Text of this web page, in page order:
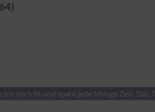
mich fit und spare jede Menge Zeit.